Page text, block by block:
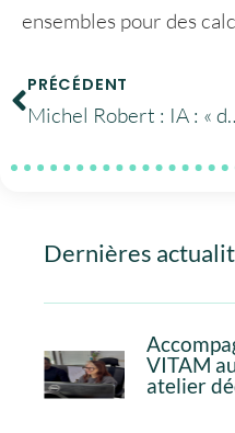
ensembles pour des
PRÉCÉDENT
Michel Robert : IA : « des
Dernières
VITAM
atelier